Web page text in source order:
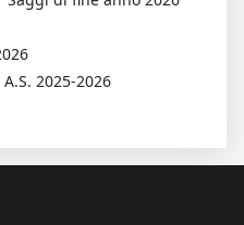
2025-2026